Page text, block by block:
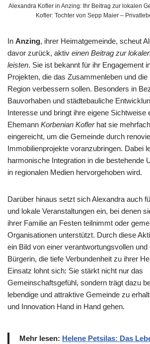
Alexandra Kofler in Anzing: Ihr Beitrag zur lokalen
Kofler: Tochter von Sepp Maier –
In Anzing, ihrer Heimatgemeinde, scheut
davor zurück, aktiv einen Beitrag zur
leisten. Sie ist bekannt für ihr Engagement
Projekten, die das Zusammenleben und
Region verbessern sollen. Besonders in
Bauvorhaben und städtebauliche
Interesse und bringt ihre eigene Sichtweise
Ehemann Korbenian Koflerhat sie
eingereicht, um die Gemeinde durch
Immobilienprojekte voranzubringen. Dabei
harmonische Integration in die bestehende
in regionalen Medien hervorgehoben wird.
Darüber hinaus setzt sich Alexandra auch
und lokale Veranstaltungen ein, bei denen
ihrer Familie an Festen teilnimmt oder
Organisationen unterstützt. Durch diese
ein Bild von einer verantwortungsvollen und
Bürgerin, die tiefe Verbundenheit zu ihrer
Einsatz lohnt sich: Sie stärkt nicht nur das
Gemeinschaftsgefühl, sondern trägt dazu
lebendige und attraktive Gemeinde zu
und Innovation Hand in Hand gehen.
Mehr lesen: Helene Petsilas: Das